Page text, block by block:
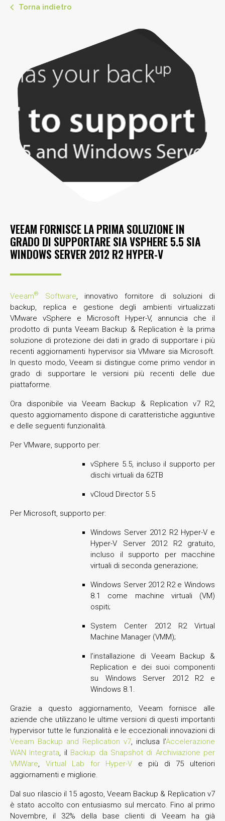
Torna indietro
VEEAM FORNISCE LA PRIMA SOLUZIONE IN
GRADO DI SUPPORTARE SIA VSPHERE 5.5 SIA
WINDOWS SERVER 2012 R2 HYPER-V
Veeam® Software, innovativo fornitore di soluzioni di
backup, replica e gestione degli ambienti virtualizzati
VMware vSphere e Microsoft Hyper-V, annuncia che il
prodotto di punta Veeam Backup & Replication è la prima
soluzione di protezione dei dati in grado di supportare i più
recenti aggiornamenti hypervisor sia VMware sia Microsoft.
In questo modo, Veeam si distingue come primo vendor in
grado di supportare le versioni più recenti delle due
piattaforme.
Ora disponibile via Veeam Backup & Replication v7 R2,
questo aggiornamento dispone di caratteristiche aggiuntive
e delle seguenti funzionalità.
Per VMware, supporto per:
vSphere 5.5, incluso il supporto per
dischi virtuali da 62TB
vCloud Director 5.5
Per Microsoft, supporto per:
Windows Server 2012 R2 Hyper-V e
Hyper-V Server 2012 R2 gratuito,
incluso il supporto per macchine
virtuali di seconda generazione;
Windows Server 2012 R2 e Windows
8.1 come machine virtuali (VM)
ospiti;
System Center 2012 R2 Virtual
Machine Manager (VMM);
l’installazione di Veeam Backup &
Replication e dei suoi componenti
su Windows Server 2012 R2 e
Windows 8.1.
Grazie a questo aggiornamento, Veeam fornisce alle
aziende che utilizzano le ultime versioni di questi importanti
hypervisor tutte le funzionalità e le eccezionali innovazioni di
Veeam Backup and Replication v7, inclusa l’Accelerazione
WAN Integrata, il Backup da Snapshot di Archiviazione per
VMWare, Virtual Lab for Hyper-V e più di 75 ulteriori
aggiornamenti e migliorie.
Dal suo rilascio il 15 agosto, Veeam Backup & Replication v7
è stato accolto con entusiasmo sul mercato. Fino al primo
Novembre, il 32% della base clienti di Veeam ha già